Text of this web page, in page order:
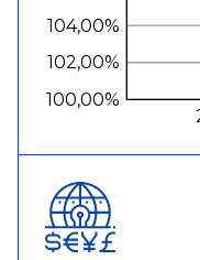
100,00%
102,00%
104,00%